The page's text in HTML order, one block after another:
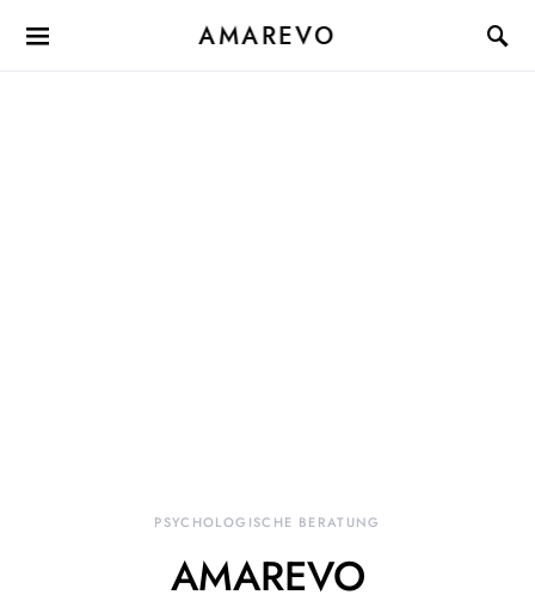
AMAREVO
PSYCHOLOGISCHE BERATUNG
AMAREVO